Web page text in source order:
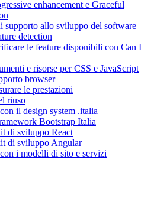
enhancement e Graceful
supporto allo sviluppo del software
detection
le feature disponibili con Can I
e risorse per CSS e JavaScript
browser
le prestazioni
riuso
il design system .italia
Bootstrap Italia
di sviluppo React
di sviluppo Angular
i modelli di sito e servizi